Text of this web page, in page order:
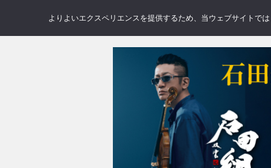
NEWS REVIEWS
よりよいエクスペリエンスを提供するため、当ウェブサイトで